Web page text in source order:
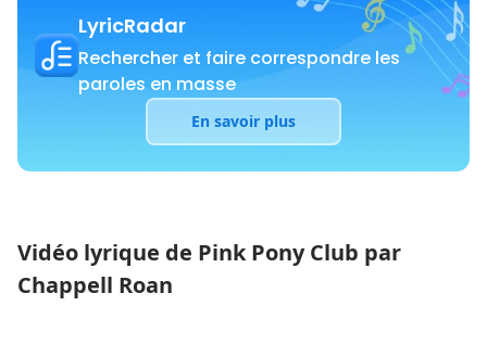
LyricRadar
Rechercher et faire correspondre les
paroles en masse
En savoir plus
Vidéo lyrique de Pink Pony Club par
Chappell Roan